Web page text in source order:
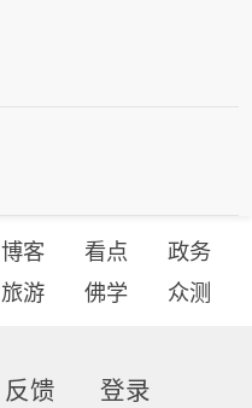
博客 看点
政务
旅游 佛学 众测
反馈 登录